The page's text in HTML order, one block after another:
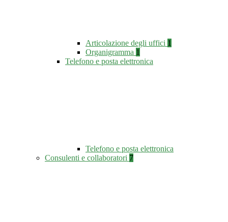
Articolazione degli uffici 1
Organigramma 1
Telefono e posta elettronica
Telefono e posta elettronica
Consulenti e collaboratori 7